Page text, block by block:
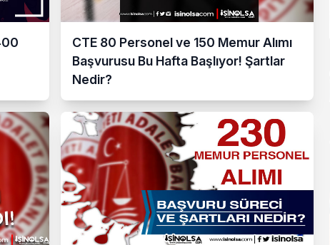
CTE 80 Personel ve 150 Memur Alımı
Başvurusu Bu Hafta Başlıyor! Şartlar
Nedir?